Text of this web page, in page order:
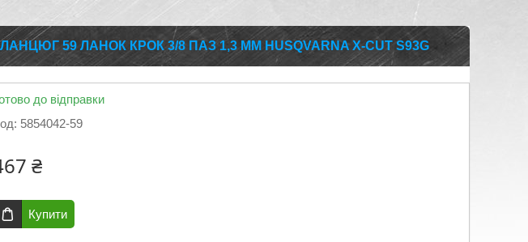
ЛАНЦЮГ 59 ЛАНОК КРОК 3/8 ПАЗ 1,3 ММ HUSQVARNA X-CUT S93G
до відправки
5854042-59
₴
Купити